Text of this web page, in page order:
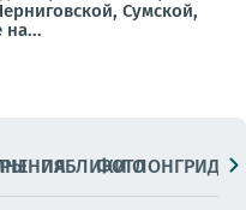
Сумской,
на...
ПАБЛИКИ
ФОТОЛОНГРИДЫ